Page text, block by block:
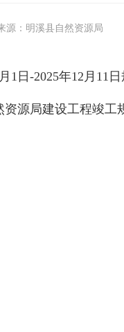
源：明溪县自然资源局
日-2025年12月11
源局建设工程竣工